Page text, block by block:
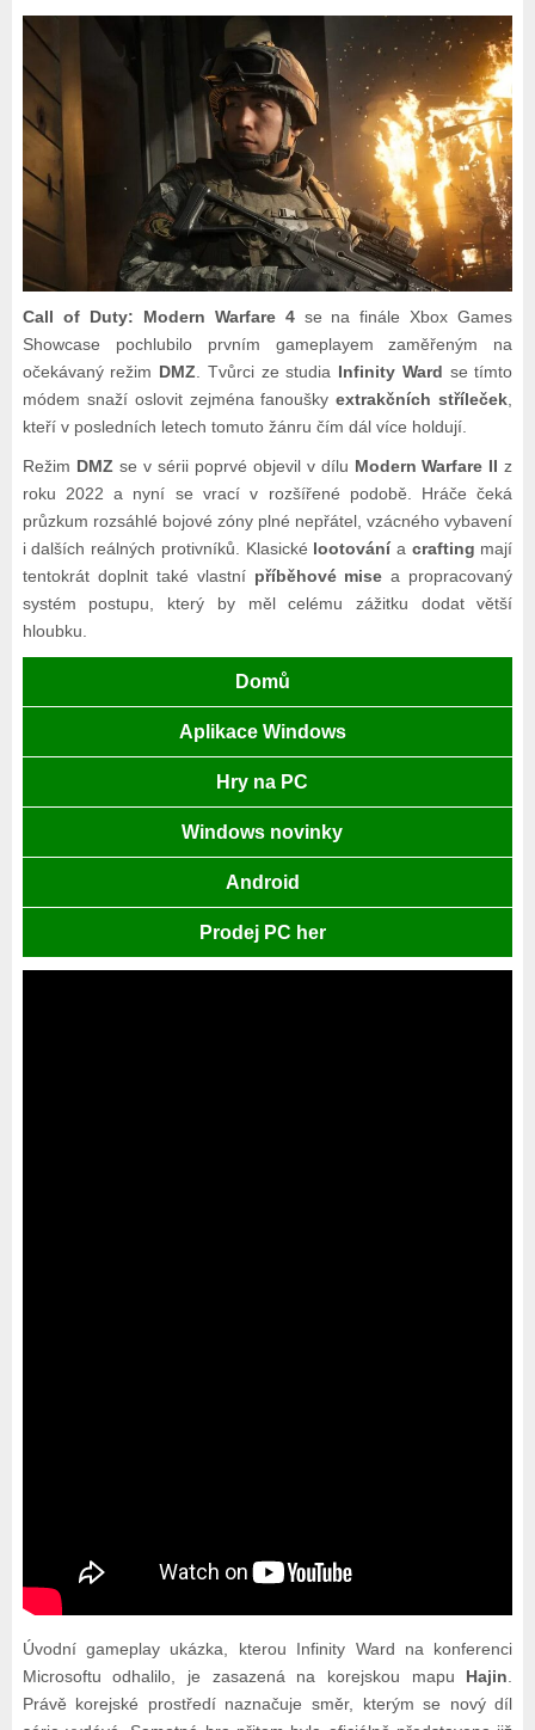
Call of Duty: Modern Warfare 4se na finále Xbox Games
Showcase pochlubilo prvním gameplayem zaměřeným na
očekávaný režim DMZ . Tvůrci ze studia Infinity Ward se tímto
módem snaží oslovit zejména fanouškyextrakčních stříleček
kteří v posledních letech tomuto žánru čím dál více holdují.
Režim DMZ se v sérii poprvé objevil v dílu Modern Warfare II z
roku 2022 a nyní se vrací v rozšířené podobě. Hráče čeká
průzkum rozsáhlé bojové zóny plné nepřátel, vzácného vybavení
i dalších reálných protivníků. Klasické lootovánía crafting mají
tentokrát doplnit také vlastní příběhové mise a propracovaný
systém postupu, který by měl celému zážitku dodat větší
hloubku.
Domů
Aplikace Windows
Hry na PC
Windows novinky
Android
Prodej PC her
Úvodní gameplay ukázka, kterou Infinity Ward na konferenci
Microsoftu odhalilo, je zasazená na korejskou mapu Hajin
Právě korejské prostředí naznačuje směr, kterým se nový díl